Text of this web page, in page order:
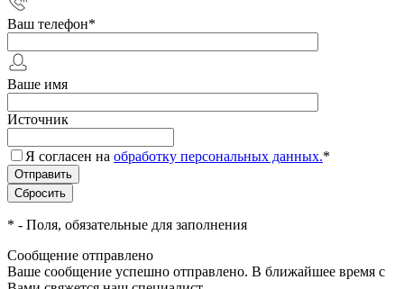
Ваш телефон*
Ваше имя
Источник
Я согласен на обработку персональных данных.*
* - Поля, обязательные для заполнения
Сообщение отправлено
Ваше сообщение успешно отправлено. В ближайшее время с